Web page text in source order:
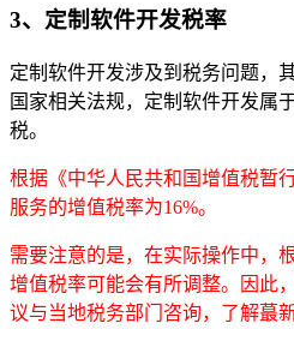
3、定制软件开发税率
定制软件开发涉及到税务问题，
国家相关法规，定制软件开发属
税。
根据《中华人民共和国增值税暂
服务的增值税率为16%。
需要注意的是，在实际操作中，
增值税率可能会有所调整。因此
议与当地税务部门咨询，了解蕞